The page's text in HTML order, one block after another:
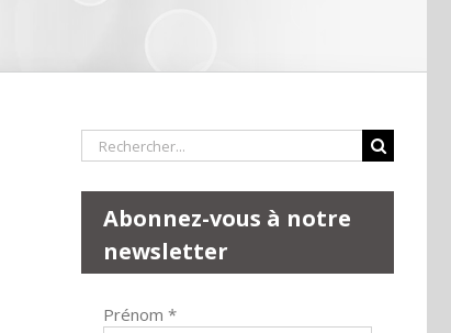
Rechercher:
Abonnez-vous à notre
newsletter
Prénom *